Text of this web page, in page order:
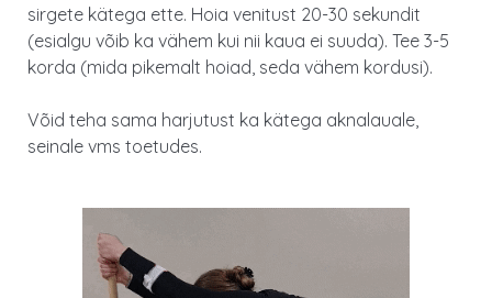
sirgete kätega ette. Hoia venitust 20-30 sekundit
(esialgu võib ka vähem kui nii kaua ei suuda). Tee 3-5
korda (mida pikemalt hoiad, seda vähem kordusi).
Võid teha sama harjutust ka kätega aknalauale,
seinale vms toetudes.